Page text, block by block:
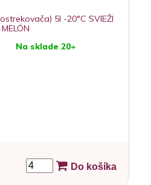
5l -20°C SVIEŽI
MELÓN
Na sklade 20+
Do košíka